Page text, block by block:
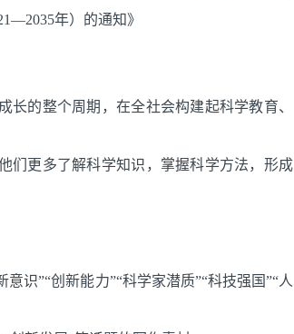
年）的通知》
长的整个周期，在全社会构建起科学教育、
们更多了解科学知识，掌握科学方法，形成
识”“创新能力”“科学家潜质”“科技强国”“人